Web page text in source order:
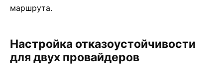
маршрута.
Настройка отказоустойчивости
для двух провайдеров